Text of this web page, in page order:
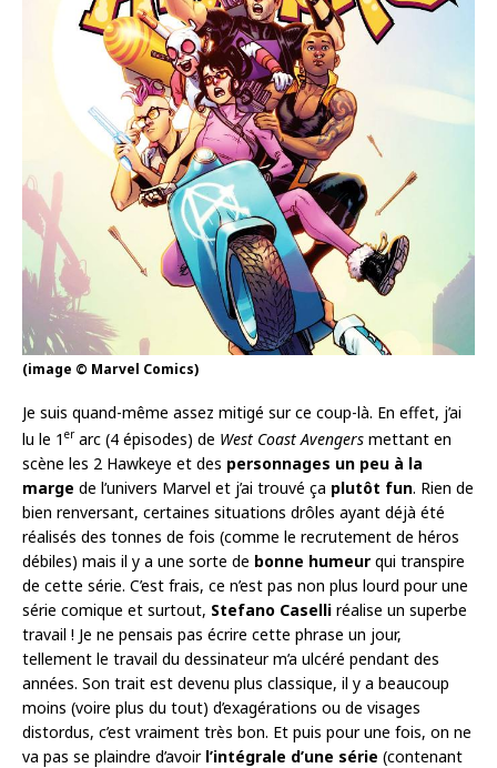
(image © Marvel Comics)
Je suis quand-même assez mitigé sur ce coup-là. En effet, j’ai
lu le 1 erarc (4 épisodes) de West Coast Avengers mettant en
scène les 2 Hawkeye et des personnages un peu à la
marge de l’univers Marvel et j’ai trouvé ça plutôt fun. Rien de
bien renversant, certaines situations drôles ayant déjà été
réalisés des tonnes de fois (comme le recrutement de héros
débiles) mais il y a une sorte de bonne humeur qui transpire
de cette série. C’est frais, ce n’est pas non plus lourd pour une
série comique et surtout, Stefano Caselli réalise un superbe
travail ! Je ne pensais pas écrire cette phrase un jour,
tellement le travail du dessinateur m’a ulcéré pendant des
années. Son trait est devenu plus classique, il y a beaucoup
moins (voire plus du tout) d’exagérations ou de visages
distordus, c’est vraiment très bon. Et puis pour une fois, on ne
va pas se plaindre d’avoir l’intégrale d’une série (contenant